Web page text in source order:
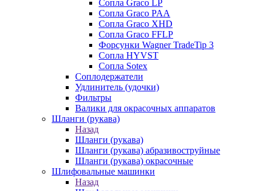
Сопла Graco LP
Сопла Graco PAA
Сопла Graco XHD
Сопла Graco FFLP
Форсунки Wagner TradeTip 3
Сопла HYVST
Сопла Sotex
Соплодержатели
Удлинитель (удочки)
Фильтры
Валики для окрасочных аппаратов
Шланги (рукава)
Назад
Шланги (рукава)
Шланги (рукава) абразивоструйные
Шланги (рукава) окрасочные
Шлифовальные машинки
Назад